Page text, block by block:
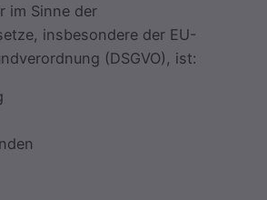
im Sinne der
insbesondere der EU-
(DSGVO), ist: